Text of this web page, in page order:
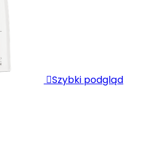
Szybki podgląd